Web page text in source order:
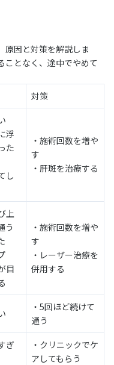
原因と対策を解説しま
ことなく、途中でやめて
対策
浮
た
し
・施術回数を増や
す
・肝斑を治療する
上
う
目
・施術回数を増や
す
・レーザー治療を
併用する
・5回ほど続けて
通う
ぎ
・クリニックでケ
アしてもらう